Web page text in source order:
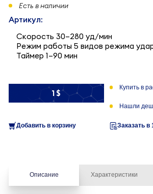
Есть в наличии
Артикул:
Скорость 30–280 уд/мин
Режим работы 5 видов режима
Таймер 1–90 мин
1 $
Купить в
Нашли
Добавить в корзину Заказать в
Описание Характеристики